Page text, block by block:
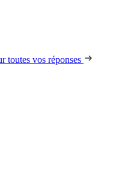
toutes vos réponses